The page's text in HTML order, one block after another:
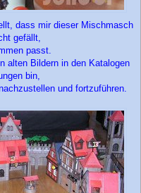
dass mir dieser Mischmasch
gefällt,
passt.
alten Bildern in den Katalogen
bin,
und fortzuführen.